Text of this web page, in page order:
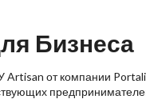
Бизнеса
Artisan от компании